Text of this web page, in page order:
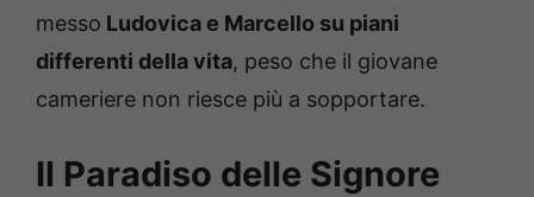
messo Ludovica e Marcello su piani
differenti della vita, peso che il giovane
cameriere non riesce più a sopportare.
Il Paradiso delle Signore